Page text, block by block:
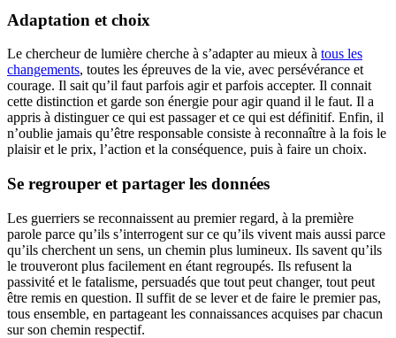
Adaptation et choix
Le chercheur de lumière cherche à s’adapter au mieux à tous les
changements, toutes les épreuves de la vie, avec persévérance et
courage. Il sait qu’il faut parfois agir et parfois accepter. Il connait
cette distinction et garde son énergie pour agir quand il le faut. Il a
appris à distinguer ce qui est passager et ce qui est définitif. Enfin, il
n’oublie jamais qu’être responsable consiste à reconnaître à la fois le
plaisir et le prix, l’action et la conséquence, puis à faire un choix.
Se regrouper et partager les données
Les guerriers se reconnaissent au premier regard, à la première
parole parce qu’ils s’interrogent sur ce qu’ils vivent mais aussi parce
qu’ils cherchent un sens, un chemin plus lumineux. Ils savent qu’ils
le trouveront plus facilement en étant regroupés. Ils refusent la
passivité et le fatalisme, persuadés que tout peut changer, tout peut
être remis en question. Il suffit de se lever et de faire le premier pas,
tous ensemble, en partageant les connaissances acquises par chacun
sur son chemin respectif.